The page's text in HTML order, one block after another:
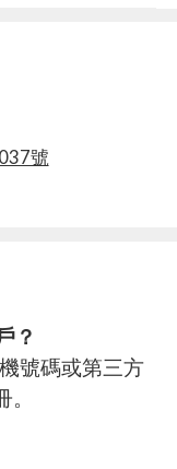
號
？
號碼或第三方